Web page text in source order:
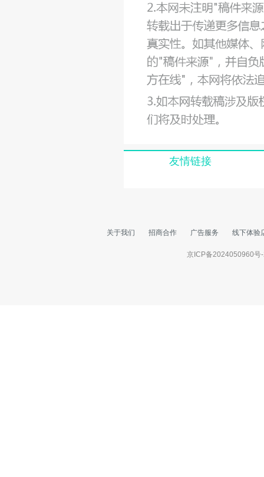
友情链接
关于我们 招商合作 广告服务 线下体验
京ICP备2024050960号